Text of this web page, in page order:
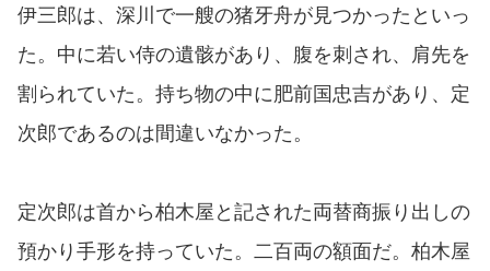
伊三郎は、深川で一艘の猪牙舟が見つかったといっ
た。中に若い侍の遺骸があり、腹を刺され、肩先を
割られていた。持ち物の中に肥前国忠吉があり、定
次郎であるのは間違いなかった。
定次郎は首から柏木屋と記された両替商振り出しの
預かり手形を持っていた。二百両の額面だ。柏木屋